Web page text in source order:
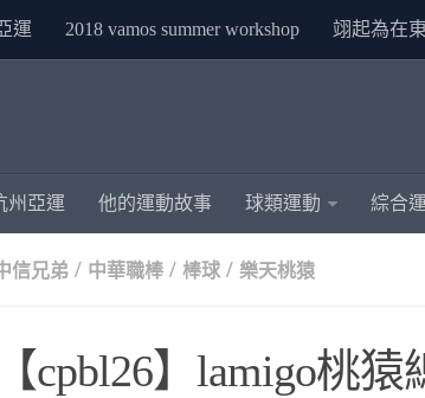
運 2018 vamos summer workshop 翊起為在
州亞運 他的運動故事 球類運動 綜合
信兄弟 / 中華職棒 / 棒球 / 樂天桃猿
【cpbl26】lamigo桃